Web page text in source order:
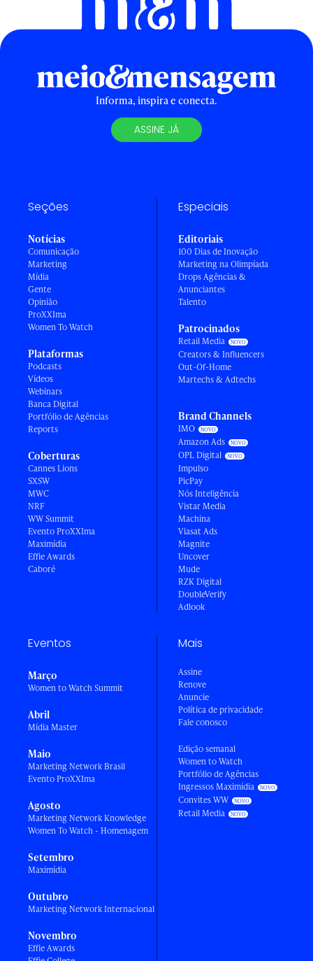
Informa, inspira e conecta.
ASSINE JÁ
Seções
Notícias
Comunicação
Marketing
Mídia
Gente
Opinião
ProXXIma
Women To Watch
Plataformas
Podcasts
Vídeos
Webinars
Banca Digital
Portfólio de Agências
Reports
Coberturas
Cannes Lions
SXSW
MWC
NRF
WW Summit
Evento ProXXIma
Maximídia
Effie Awards
Caboré
Especiais
Editoriais
100 Dias de Inovação
Marketing na Olimpíada
Drops Agências &
Anunciantes
Talento
Patrocinados
Retail Media
Creators & Influencers
Out-Of-Home
Martechs & Adtechs
Brand Channels
IMO
Amazon Ads
OPL Digital
Impulso
PicPay
Nós Inteligência
Vistar Media
Machina
Viasat Ads
Magnite
Uncover
Mude
RZK Digital
DoubleVerify
Adlook
Eventos
Março
Women to Watch Summit
Abril
Mídia Master
Maio
Marketing Network Brasil
Evento ProXXIma
Agosto
Marketing Network Knowledge
Women To Watch - Homenagem
Setembro
Maximídia
Outubro
Marketing Network Internacional
Novembro
Effie Awards
Mais
Assine
Renove
Anuncie
Política de privacidade
Fale conosco
Edição semanal
Women to Watch
Portfólio de Agências
Ingressos Maximídia
Convites WW
Retail Media